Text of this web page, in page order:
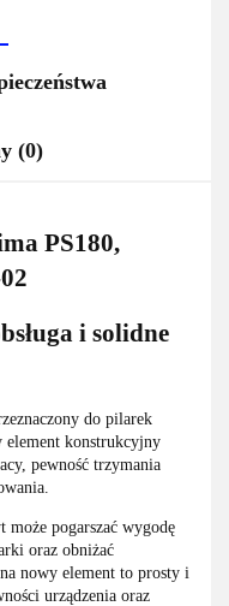
(0)
PS180,
i solidne
do pilarek
element konstrukcyjny
pewność trzymania
pogarszać wygodę
oraz obniżać
nowy element to prosty i
urządzenia oraz